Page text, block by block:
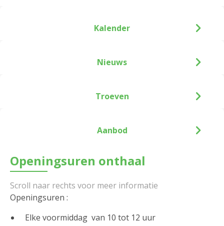
Openingsuren onthaal
Openingsuren :
Elke voormiddag van 10 tot 12 uur
Kalender
Nieuws
Troeven
Aanbod